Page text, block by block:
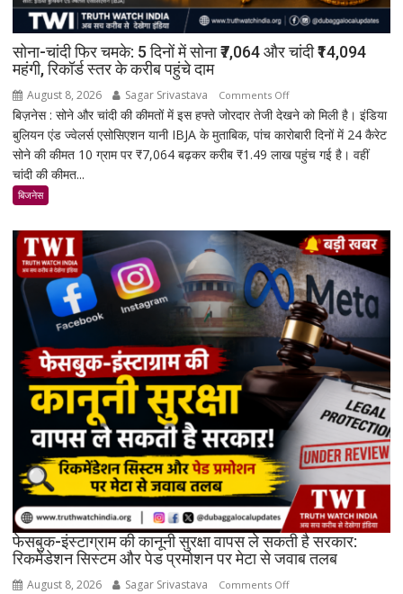
सोना-चांदी फिर चमके: 5 दिनों में सोना ₹7,064 और चांदी ₹14,094
महंगी, रिकॉर्ड स्तर के करीब पहुंचे दाम
August 8, 2026 Sagar Srivastava Comments Offon
सोना-
चांदी
फिर
में
सोना
₹7,064
और
चांदी
₹14,094
महंगी,
रिकॉर्ड
के
करीब
पहुंचे
दाम
बिज़नेस : सोने और चांदी की कीमतों में इस हफ्ते जोरदार तेजी देखने को मिली है। इंडिया
बुलियन एंड ज्वेलर्स एसोसिएशन यानी IBJA के मुताबिक, पांच कारोबारी दिनों में 24 कैरेट
सोने की कीमत 10 ग्राम पर ₹7,064 बढ़कर करीब ₹1.49 लाख पहुंच गई है। वहीं
चांदी की कीमत...
बिजनेस
फेसबुक-इंस्टाग्राम की कानूनी सुरक्षा वापस ले सकती है सरकार:
रिकमेंडेशन सिस्टम और पेड प्रमोशन पर मेटा से जवाब तलब
August 8, 2026 Sagar Srivastava Comments Offon